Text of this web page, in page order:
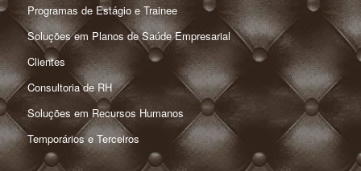
Programas de Estágio e Trainee
Soluções em Planos de Saúde Empresarial
Clientes
Consultoria de RH
Soluções em Recursos Humanos
Temporários e Terceiros